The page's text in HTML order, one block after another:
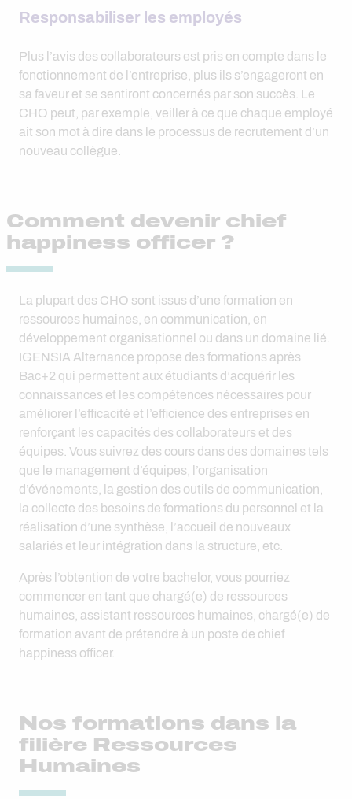
Responsabiliser les employés
Plus l’avis des collaborateurs est pris en compte dans le
fonctionnement de l’entreprise, plus ils s’engageront en
sa faveur et se sentiront concernés par son succès. Le
CHO peut, par exemple, veiller à ce que chaque employé
ait son mot à dire dans le processus de recrutement d’un
nouveau collègue.
Comment devenir chief
happiness officer ?
La plupart des CHO sont issus d’une formation en
ressources humaines, en communication, en
développement organisationnel ou dans un domaine lié.
IGENSIA Alternance propose des formations après
Bac+2 qui permettent aux étudiants d’acquérir les
connaissances et les compétences nécessaires pour
améliorer l’efficacité et l’efficience des entreprises en
renforçant les capacités des collaborateurs et des
équipes. Vous suivrez des cours dans des domaines tels
que le management d’équipes, l’organisation
d’événements, la gestion des outils de communication,
la collecte des besoins de formations du personnel et la
réalisation d’une synthèse, l’accueil de nouveaux
salariés et leur intégration dans la structure, etc.
Après l’obtention de votre bachelor, vous pourriez
commencer en tant que chargé(e) de ressources
humaines, assistant ressources humaines, chargé(e) de
formation avant de prétendre à un poste de chief
happiness officer.
Nos formations dans la
filière Ressources
Humaines